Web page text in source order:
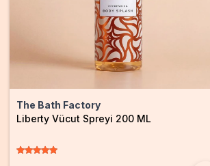
Gül, şeftali, misk
Alt Notalar: Paçuli, amber, vanilya
The Bath Factory
Liberty Vücut Spreyi 200 ML